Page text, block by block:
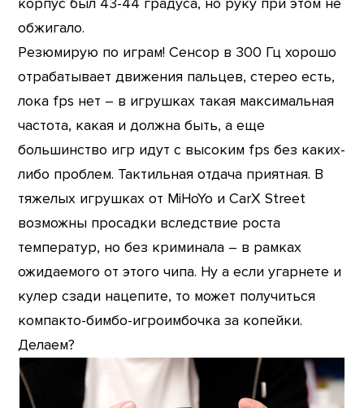
корпус был 43-44 градуса, но руку при этом не
обжигало.
Резюмирую по играм! Сенсор в 300 Гц хорошо
отрабатывает движения пальцев, стерео есть,
лока fps нет – в игрушках такая максимальная
частота, какая и должна быть, а еще
большинство игр идут с высоким fps без каких-
либо проблем. Тактильная отдача приятная. В
тяжелых игрушках от MiHoYo и CarX Street
возможны просадки вследствие роста
температур, но без криминала – в рамках
ожидаемого от этого чипа. Ну а если угарнете и
кулер сзади нацепите, то может получиться
компакто-бимбо-игроимбочка за копейки.
Делаем?